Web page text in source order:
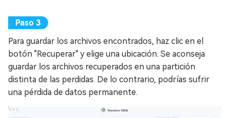
Para guardar los archivos encontrados, haz clic en el
botón "Recuperar" y elige una ubicación. Se aconseja
guardar los archivos recuperados en una partición
distinta de las perdidas. De lo contrario, podrías sufrir
una pérdida de datos permanente.